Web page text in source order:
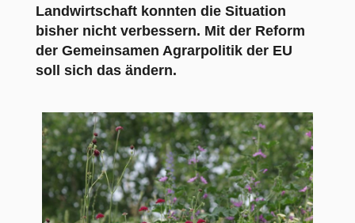
Landwirtschaft konnten die Situation
bisher nicht verbessern. Mit der Reform
der Gemeinsamen Agrarpolitik der EU
soll sich das ändern.